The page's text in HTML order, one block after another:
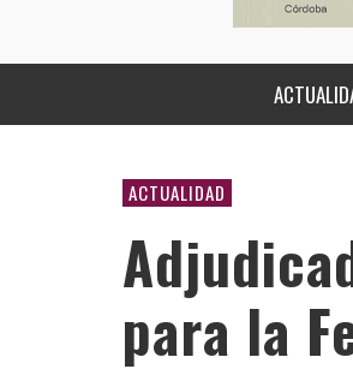
ACTUALIDAD
para la